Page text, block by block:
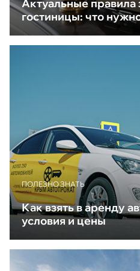
Актуальные правила
гостиницы: что
ПОЛЕЗНО ЗНАТЬ
Как взять в аренду
условия и цены